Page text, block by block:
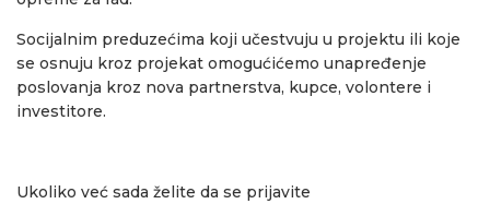
Socijalnim preduzećima koji učestvuju u projektu ili koje
se osnuju kroz projekat omogućićemo unapređenje
poslovanja kroz nova partnerstva, kupce, volontere i
investitore.
Ukoliko već sada želite da se prijavite